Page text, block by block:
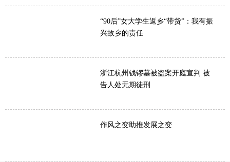
“90后”女大学生返乡“带货”：我有振
兴故乡的责任
浙江杭州钱镠墓被盗案开庭宣判 被
告人处无期徒刑
作风之变助推发展之变